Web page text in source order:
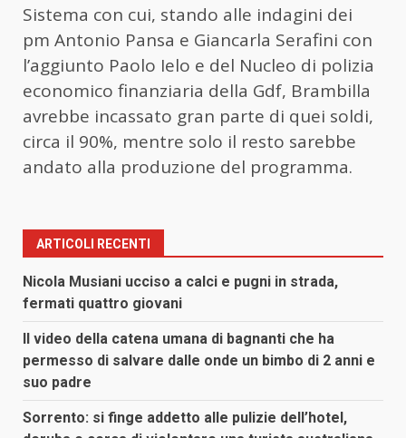
Sistema con cui, stando alle indagini dei
pm Antonio Pansa e Giancarla Serafini con
l’aggiunto Paolo Ielo e del Nucleo di polizia
economico finanziaria della Gdf, Brambilla
avrebbe incassato gran parte di quei soldi,
circa il 90%, mentre solo il resto sarebbe
andato alla produzione del programma.
ARTICOLI RECENTI
Nicola Musiani ucciso a calci e pugni in strada,
fermati quattro giovani
Il video della catena umana di bagnanti che ha
permesso di salvare dalle onde un bimbo di 2 anni e
suo padre
Sorrento: si finge addetto alle pulizie dell’hotel,